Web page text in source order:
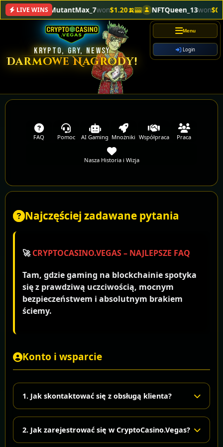
LIVE WINSMutantMax_7won$1.20🍌🎰 NFTQueen_13won
KRYPTO, GRY, NEWSY
Darmowe Nagrody!
Menu
Login
FAQ Pomoc AI Gaming Mnożniki Współpraca Praca
Nasza Historia i Wizja
Najczęściej zadawane pytania
🚀CRYPTOCASINO.VEGAS – NAJLEPSZE FAQ
Tam, gdzie gaming na blockchainie spotyka
się z prawdziwą uczciwością, mocnym
bezpieczeństwem i absolutnym brakiem
ściemy.
Konto i wsparcie
1. Jak skontaktować się z obsługą klienta?
centrum dowodzenia do wszystkich spraw
związanych ze wsparciem:
2. Jak zarejestrować się w CryptoCasino.Vegas?